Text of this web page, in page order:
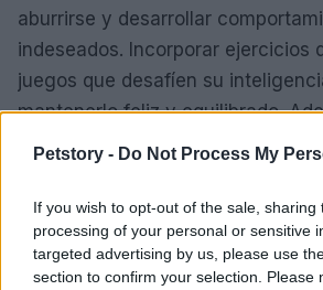
Petstory - Do Not Process My
If you wish to opt-out of the sale, sharing
processing of your personal or sensitive
targeted advertising by us, please use
section to confirm your selection. Please
aburrirse y desarrollar
indeseados. Incorporar ejercicios
juegos que desafíen su
mantenerlo feliz y equilibrado.
fundamental proporcionarle un
Adopción y vida familiar
Adoptar un podenco ibicenco